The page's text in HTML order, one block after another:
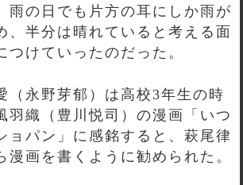
雨の日でも片方の耳にしか雨が
、半分は晴れていると考える面
つけていったのだった。
（永野芽郁）は高校3年生の時
羽織（豊川悦司）の漫画「いつ
ョパン」に感銘すると、萩尾律
漫画を書くように勧められた。